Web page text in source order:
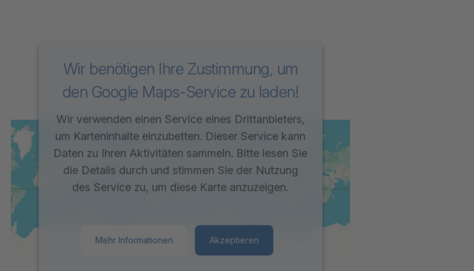
Wir benötigen Ihre Zustimmung, um
den Google Maps-Service zu laden!
Wir verwenden einen Service eines Drittanbieters,
um Karteninhalte einzubetten. Dieser Service kann
Daten zu Ihren Aktivitäten sammeln. Bitte lesen Sie
die Details durch und stimmen Sie der Nutzung
des Service zu, um diese Karte anzuzeigen.
Mehr Informationen Akzeptieren